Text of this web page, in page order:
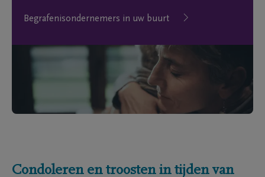
Begrafenisondernemers in uw buurt
Condoleren en troosten in tijden van